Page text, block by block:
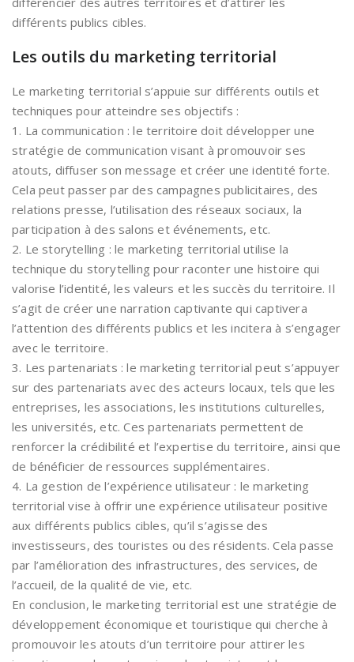
différents publics cibles.
Les outils du marketing territorial
Le marketing territorial s’appuie sur différents outils et
techniques pour atteindre ses objectifs :
1. La communication : le territoire doit développer une
stratégie de communication visant à promouvoir ses
atouts, diffuser son message et créer une identité forte.
Cela peut passer par des campagnes publicitaires, des
relations presse, l’utilisation des réseaux sociaux, la
participation à des salons et événements, etc.
2. Le storytelling : le marketing territorial utilise la
technique du storytelling pour raconter une histoire qui
valorise l’identité, les valeurs et les succès du territoire. Il
s’agit de créer une narration captivante qui captivera
l’attention des différents publics et les incitera à s’engager
avec le territoire.
3. Les partenariats : le marketing territorial peut s’appuyer
sur des partenariats avec des acteurs locaux, tels que les
entreprises, les associations, les institutions culturelles,
les universités, etc. Ces partenariats permettent de
renforcer la crédibilité et l’expertise du territoire, ainsi que
de bénéficier de ressources supplémentaires.
4. La gestion de l’expérience utilisateur : le marketing
territorial vise à offrir une expérience utilisateur positive
aux différents publics cibles, qu’il s’agisse des
investisseurs, des touristes ou des résidents. Cela passe
par l’amélioration des infrastructures, des services, de
l’accueil, de la qualité de vie, etc.
En conclusion, le marketing territorial est une stratégie de
développement économique et touristique qui cherche à
promouvoir les atouts d’un territoire pour attirer les